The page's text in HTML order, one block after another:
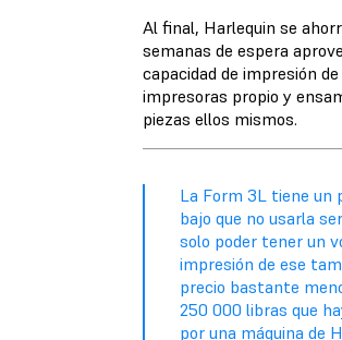
Al final, Harlequin se
semanas de espera
capacidad de impresión
impresoras propio y
piezas ellos mismos.
La Form 3L tiene un
bajo que no usarla
solo poder tener un
impresión de ese
precio bastante
250 000 libras que
por una máquina de